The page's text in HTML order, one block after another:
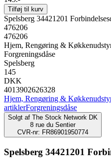
Tilføj til kurv
Spelsberg 34421201
476206
476206
Hjem, Rengøring &
Forgreningsdåse
Spelsberg
145
DKK
4013902626328
Hjem, Rengøring &
artiklerForgreningsdåse
Solgt af The Stock Network DK
8 rue du Sentier
CVR-nr: FR86901950774
Spelsberg 34421201